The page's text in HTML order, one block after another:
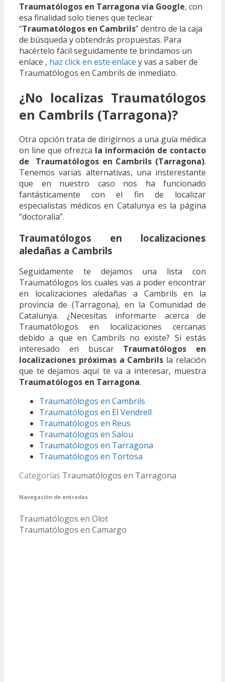
Traumatólogos en Tarragona vía Google, con
esa finalidad solo tienes que teclear
“Traumatólogos en Cambrils” dentro de la caja
de búsqueda y obtendrás propuestas. Para
hacértelo fácil seguidamente te brindamos un
enlace , haz click en este enlace y vas a saber de
Traumatólogos en Cambrils de inmediato.
¿No localizas Traumatólogos
en Cambrils (Tarragona)?
Otra opción trata de dirigirnos a una guía médica
on line que ofrezca la información de contacto
de Traumatólogos en Cambrils (Tarragona).
Tenemos varias alternativas, una insterestante
que en nuestro caso nos ha funcionado
fantásticamente con el fin de localizar
especialistas médicos en Catalunya es la página
“doctoralia”.
Traumatólogos en localizaciones
aledañas a Cambrils
Seguidamente te dejamos una lista con
Traumatólogos los cuales vas a poder encontrar
en localizaciones aledañas a Cambrils en la
provincia de (Tarragona), en la Comunidad de
Catalunya. ¿Necesitas informarte acerca de
Traumatólogos en localizaciones cercanas
debido a que en Cambrils no existe? Si estás
interesado en buscar Traumatólogos en
localizaciones próximas a Cambrils la relación
que te dejamos aquí te va a interesar, muestra
Traumatólogos en Tarragona.
Traumatólogos en Cambrils
Traumatólogos en El Vendrell
Traumatólogos en Reus
Traumatólogos en Salou
Traumatólogos en Tarragona
Traumatólogos en Tortosa
Categorías Traumatólogos en Tarragona
Navegación de entradas
Traumatólogos en Olot
Traumatólogos en Camargo